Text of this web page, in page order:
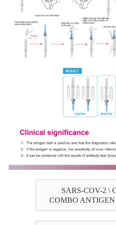
SARS-COV-2 \
COMBO